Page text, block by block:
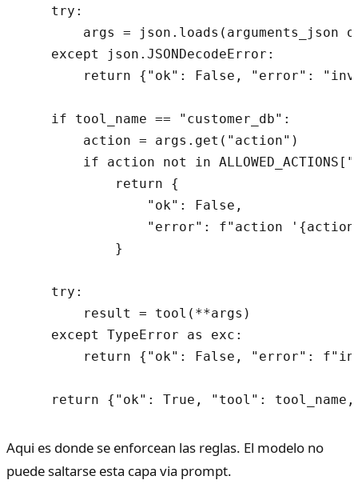
    try:
args = json.loads(arguments_json
    except json.JSONDecodeError:
return {"ok": False, "error":
    if tool_name == "customer_db":
        action = args.get("action")
if action not in
            return {
                "ok": False,
"error": f"action
            }
    try:
        result = tool(**args)
    except TypeError as exc:
return {"ok": False, "error":
Aqui es donde se enforcean las reglas. El modelo no
puede saltarse esta capa via prompt.